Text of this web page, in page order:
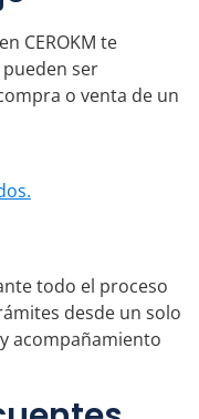
CEROKM te
ser
o venta de un
todo el proceso
desde un solo
acompañamiento